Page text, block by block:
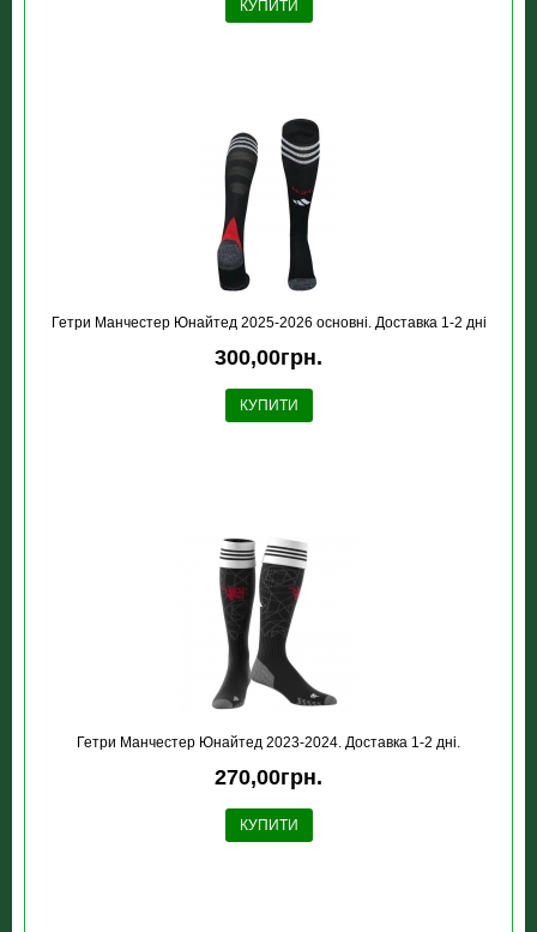
КУПИТИ
Гетри Манчестер Юнайтед 2025-2026 основні. Доставка 1-2 дні
300,00грн.
КУПИТИ
Гетри Манчестер Юнайтед 2023-2024. Доставка 1-2 дні.
270,00грн.
КУПИТИ